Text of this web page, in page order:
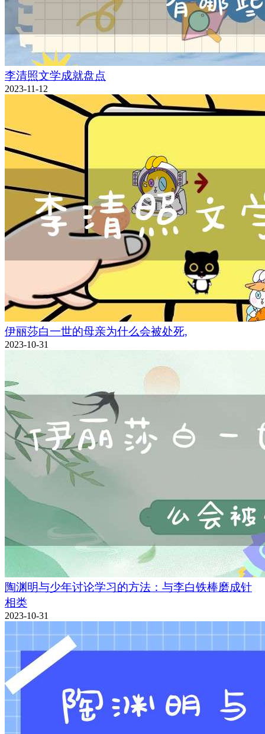
李清照文学成就盘点
2023-11-12
伊丽莎白一世的母亲为什么会被处死,
2023-10-31
陶渊明与少年讨论学习的方法：与李白铁棒磨成针
相类
2023-10-31